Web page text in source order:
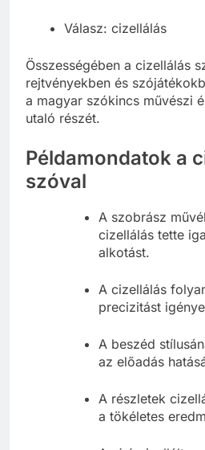
Válasz: cizellálás
Összességében a cizellálás
rejtvényekben és
a magyar szókincs művészi
utaló részét.
Példamondatok a
szóval
A szobrász
cizellálás tette
alkotást.
A cizellálás
precizitást
A beszéd
az előadás
A részletek
a tökéletes